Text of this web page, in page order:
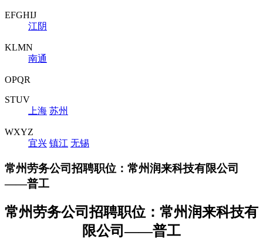
EFGHIJ
江阴
KLMN
南通
OPQR
STUV
上海 苏州
WXYZ
宜兴 镇江 无锡
常州劳务公司招聘职位：常州润来科技有限公司
——普工
常州劳务公司招聘职位：常州润来科技有
限公司——普工